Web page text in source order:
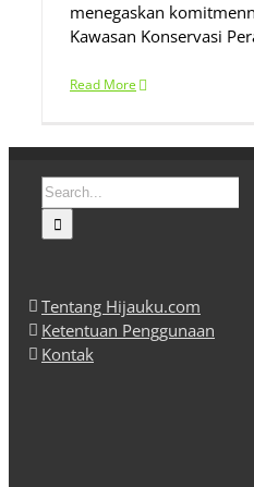
menegaskan
Kawasan Konservasi
Read More
Search
for:
Tentang Hijauku.com
Ketentuan Penggunaan
Kontak